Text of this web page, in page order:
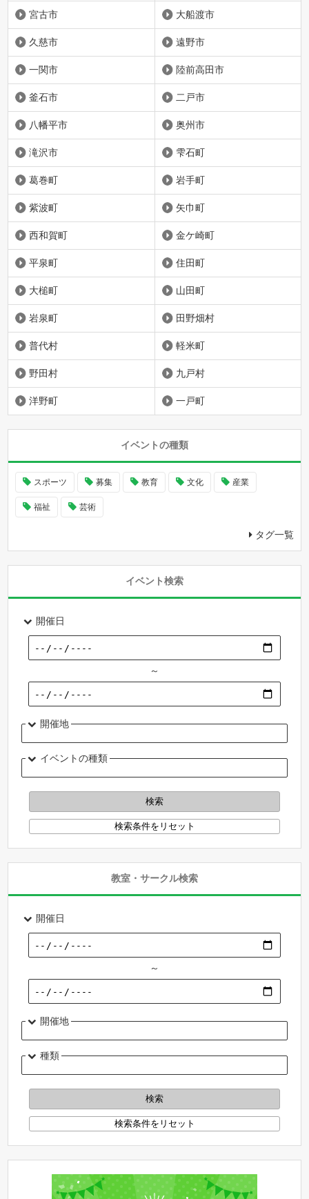
宮古市 大船渡市
久慈市 遠野市
一関市 陸前高田市
釜石市 二戸市
八幡平市 奥州市
滝沢市 雫石町
葛巻町 岩手町
紫波町 矢巾町
西和賀町 金ケ崎町
平泉町 住田町
大槌町 山田町
岩泉町 田野畑村
普代村 軽米町
野田村 九戸村
洋野町 一戸町
イベントの種類
スポーツ 募集 教育 文化 産業
福祉 芸術
タグ一覧
イベント検索
開催日
～
開催地
イベントの種類
教室・サークル検索
開催日
～
開催地
種類